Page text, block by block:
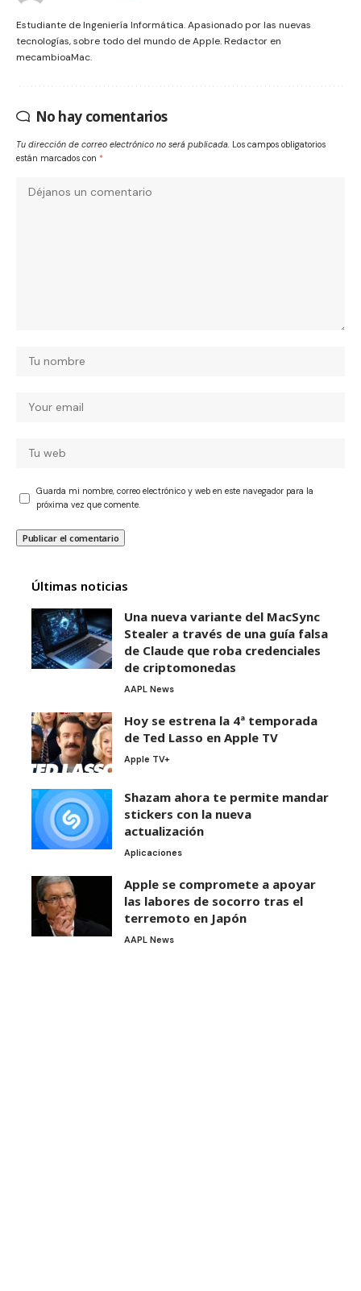
Estudiante de Ingeniería Informática. Apasionado por las nuevas
tecnologías, sobre todo del mundo de Apple. Redactor en
mecambioaMac.
No hay comentarios
Tu dirección de correo electrónico no será publicada. Los campos obligatorios
están marcados con *
Guarda mi nombre, correo electrónico y web en este navegador para la
próxima vez que comente.
Últimas noticias
Una nueva variante del MacSync
Stealer a través de una guía falsa
de Claude que roba credenciales
de criptomonedas
AAPL News
Hoy se estrena la 4ª temporada
de Ted Lasso en Apple TV
Apple TV+
Shazam ahora te permite mandar
stickers con la nueva
actualización
Aplicaciones
Apple se compromete a apoyar
las labores de socorro tras el
terremoto en Japón
AAPL News